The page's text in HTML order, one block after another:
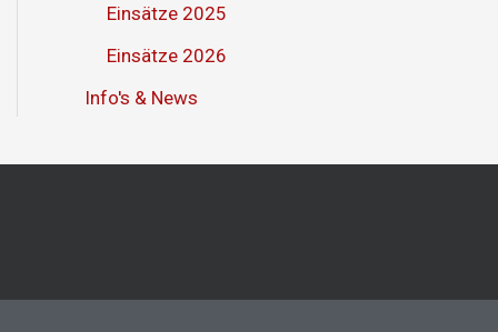
Einsätze 2025
Einsätze 2026
Info's & News